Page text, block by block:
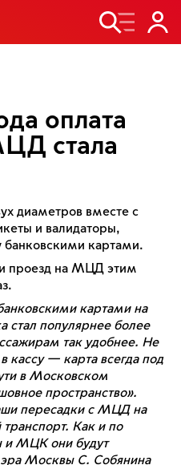
оплата
стала
диаметров вместе с
и валидаторы,
банковскими картами.
проезд на МЦД этим
картами на
стал популярнее более
так удобнее. Не
кассу — карта всегда под
в Московском
пространство».
пересадки с МЦД на
Как и по
и МЦК они будут
Москвы С. Собянина